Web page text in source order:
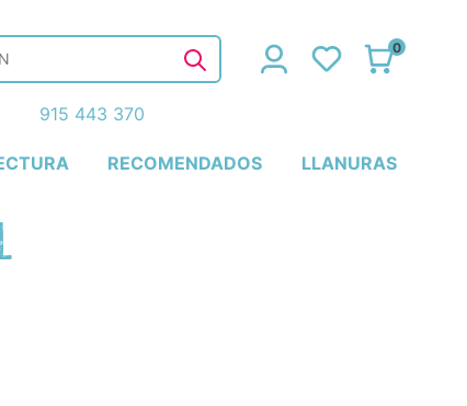
RECOMENDADOS LLANURAS
0
915 443 370